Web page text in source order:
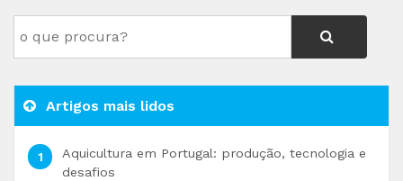
Artigos mais lidos
Aquicultura em Portugal: produção, tecnologia e
desafios